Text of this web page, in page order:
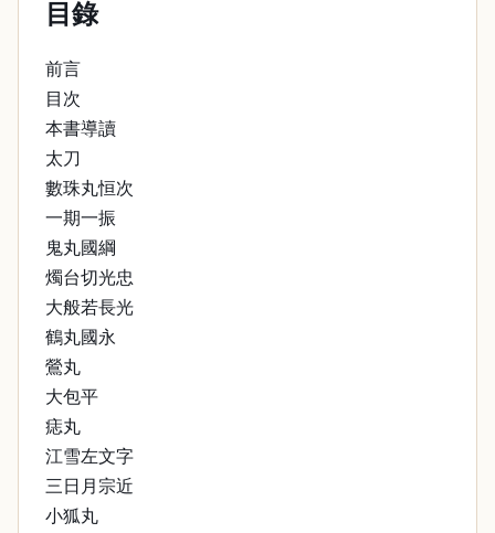
目錄
前言
目次
本書導讀
太刀
數珠丸恒次
一期一振
鬼丸國綱
燭台切光忠
大般若長光
鶴丸國永
鶯丸
大包平
痣丸
江雪左文字
三日月宗近
小狐丸